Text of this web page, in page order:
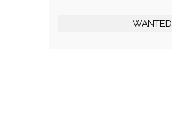
WANTED